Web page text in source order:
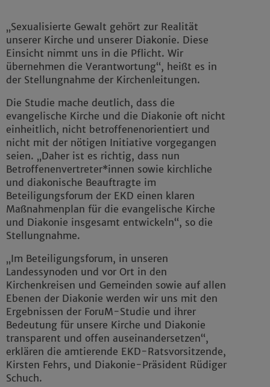
„Sexualisierte Gewalt gehört zur Realität
unserer Kirche und unserer Diakonie. Diese
Einsicht nimmt uns in die Pflicht. Wir
übernehmen die Verantwortung“, heißt es in
der Stellungnahme der Kirchenleitungen.
Die Studie mache deutlich, dass die
evangelische Kirche und die Diakonie oft nicht
einheitlich, nicht betroffenenorientiert und
nicht mit der nötigen Initiative vorgegangen
seien. „Daher ist es richtig, dass nun
Betroffenenvertreter*innen sowie kirchliche
und diakonische Beauftragte im
Beteiligungsforum der EKD einen klaren
Maßnahmenplan für die evangelische Kirche
und Diakonie insgesamt entwickeln“, so die
Stellungnahme.
„Im Beteiligungsforum, in unseren
Landessynoden und vor Ort in den
Kirchenkreisen und Gemeinden sowie auf allen
Ebenen der Diakonie werden wir uns mit den
Ergebnissen der ForuM-Studie und ihrer
Bedeutung für unsere Kirche und Diakonie
transparent und offen auseinandersetzen“,
erklären die amtierende EKD-Ratsvorsitzende,
Kirsten Fehrs, und Diakonie-Präsident Rüdiger
Schuch.